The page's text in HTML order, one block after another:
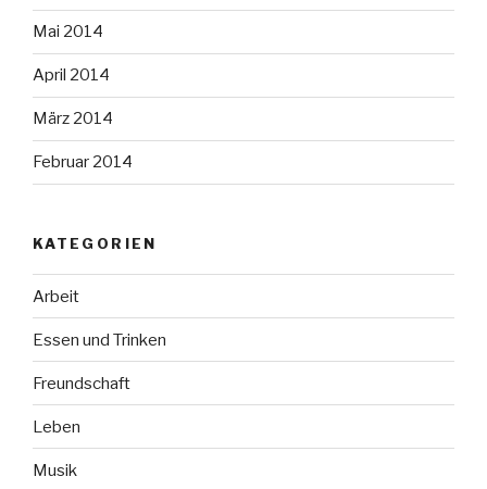
Mai 2014
April 2014
März 2014
Februar 2014
KATEGORIEN
Arbeit
Essen und Trinken
Freundschaft
Leben
Musik